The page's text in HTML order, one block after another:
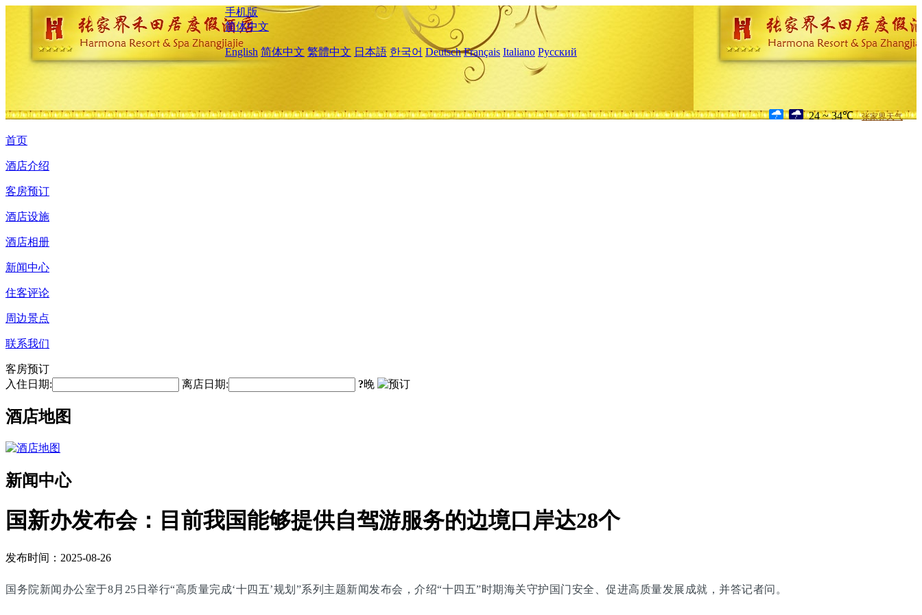
手机版
简体中文
English 简体中文 繁體中文 日本語 한국어 Deutsch Français Italiano Русский
24 ~ 34℃ 张家界天气
首页
酒店介绍
客房预订
酒店设施
酒店相册
新闻中心
住客评论
周边景点
联系我们
客房预订
入住日期:
离店日期: ?晚
酒店地图
新闻中心
国新办发布会：目前我国能够提供自驾游服务的边境口岸达28个
发布时间：2025-08-26
国务院新闻办公室于8月25日举行“高质量完成‘十四五’规划”系列主题新闻发布会，介绍“十四五”时期海关守护国门安全、促进高质量发展成就，并答记者问。